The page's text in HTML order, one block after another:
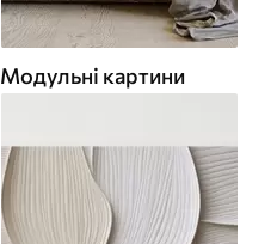
Модульні картини